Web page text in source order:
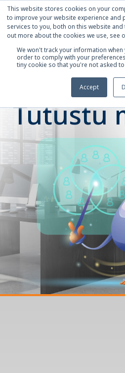
This website stores cookies on your
to improve your website experience and
services to you, both on this website
out more about the cookies we use, see
We won't track your information
order to comply with your
tiny cookie so that you're not asked
Accept
Tutustu